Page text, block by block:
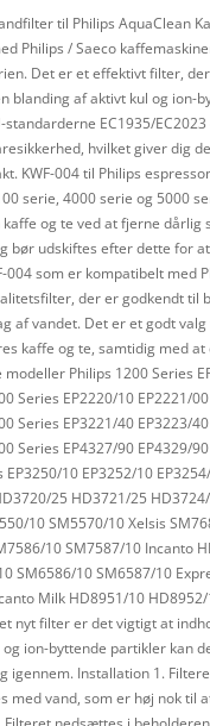
til Philips AquaClean
Philips / Saeco
Det er et effektivt filter,
blanding af aktivt kul og ion-
EC1935/
hvilket giver dig
KWF-004 til Philips
serie, 4000 serie og 5000
og te ved at fjerne dårlig
bør udskiftes efter dette for
004 som er kompatibelt med
der er godkendt til
af vandet. Det er et godt
kaffe og te, samtidig med
Philips 1200 Series
Series EP2220/10 EP2221/
Series EP3221/40 EP3223/
Series EP4327/90 EP4329/
EP3250/10 EP3252/10
25 HD3721/25
10 SM5570/10 Xelsis
10 SM7587/10 Incanto
SM6586/10 SM6587/10
Milk HD8951/10
nyt filter er det vigtigt at
ion-byttende partikler kan
igennem. Installation 1.
med vand, som er høj nok til